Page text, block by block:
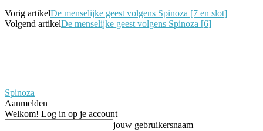
Vorig artikelDe menselijke geest volgens Spinoza [7 en slot]
Volgend artikelDe menselijke geest volgens Spinoza [6]
Spinoza
Aanmelden
Welkom! Log in op je account
jouw gebruikersnaam